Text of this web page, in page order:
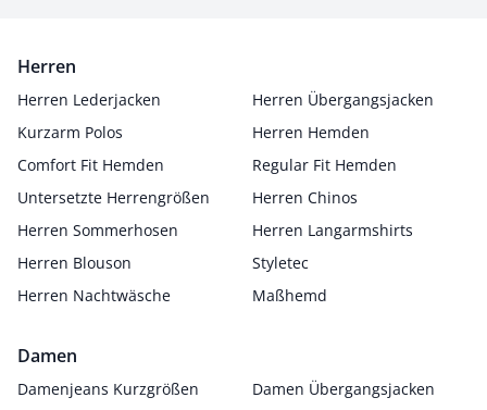
Herren
Herren Lederjacken
Herren Übergangsjacken
Kurzarm Polos
Herren Hemden
Comfort Fit Hemden
Regular Fit Hemden
Untersetzte Herrengrößen
Herren Chinos
Herren Sommerhosen
Herren Langarmshirts
Herren Blouson
Styletec
Herren Nachtwäsche
Maßhemd
Damen
Damenjeans Kurzgrößen
Damen Übergangsjacken